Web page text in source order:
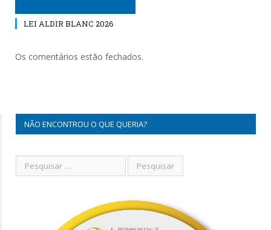
LEI ALDIR BLANC 2026
Os comentários estão fechados.
NÃO ENCONTROU O QUE QUERIA?